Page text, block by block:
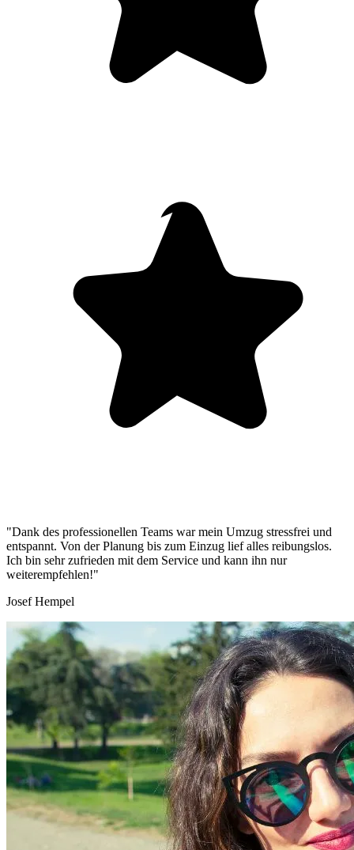
"Dank des professionellen Teams war mein Umzug stressfrei und
entspannt. Von der Planung bis zum Einzug lief alles reibungslos.
Ich bin sehr zufrieden mit dem Service und kann ihn nur
weiterempfehlen!"
Josef Hempel